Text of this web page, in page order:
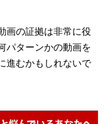
画の証拠は非常に役
パターンかの動画を
進むかもしれないで